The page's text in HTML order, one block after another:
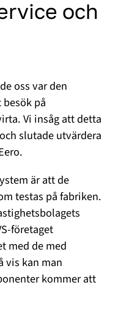
och
oss var den
på
Vi insåg att detta
slutade utvärdera
är att de
testas på fabriken.
företaget
med de med
vis kan man
kommer att